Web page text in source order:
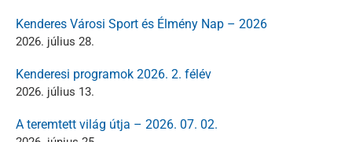
Kenderes Városi Sport és Élmény Nap – 2026
2026. július 28.
Kenderesi programok 2026. 2. félév
2026. július 13.
A teremtett világ útja – 2026. 07. 02.